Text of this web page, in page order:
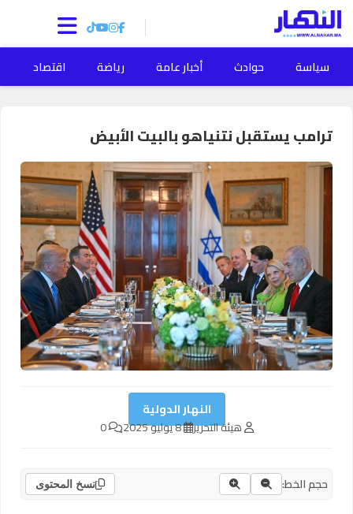
سياسة حوادث أخبار عامة رياضة اقتصاد
ترامب يستقبل نتنياهو بالبيت الأبيض
النهار الدولية
هيئة التحرير 8 يوليو 2025 0
حجم الخط: نسخ المحتوى